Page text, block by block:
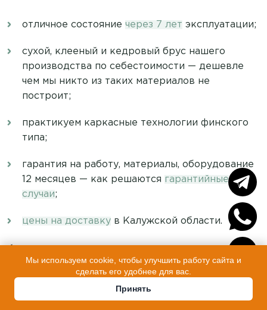
отличное состояние через 7 лет эксплуатации;
сухой, клееный и кедровый брус нашего
производства по себестоимости — дешевле
чем мы никто из таких материалов не
построит;
практикуем каркасные технологии финского
типа;
гарантия на работу, материалы, оборудование
12 месяцев — как решаются гарантийные
случаи;
цены на доставку в Калужской области.
<
Мы используем cookie, чтобы улучшить работу сайта и
сделать его удобнее для вас.
Принять